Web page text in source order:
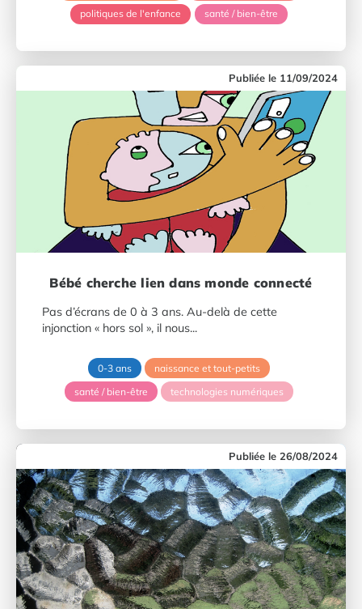
politiques de l'enfance
santé / bien-être
11/09/2024
Bébé cherche lien dans monde connecté
Pas d’écrans de 0 à 3 ans. Au-delà de cette
injonction « hors sol », il nous...
0-3 ans
naissance et tout-petits
santé / bien-être
technologies numériques
26/08/2024